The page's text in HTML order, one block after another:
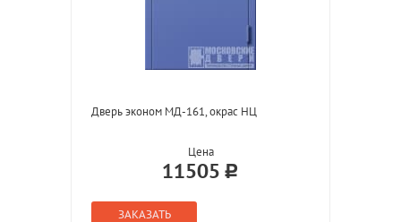
Дверь эконом МД-161, окрас НЦ
Цена
11505
ЗАКАЗАТЬ